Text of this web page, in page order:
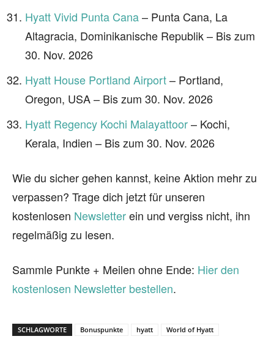
Hyatt Vivid Punta Cana– Punta Cana, La
Altagracia, Dominikanische Republik – Bis zum
30. Nov. 2026
Hyatt House Portland Airport– Portland,
Oregon, USA – Bis zum 30. Nov. 2026
Hyatt Regency Kochi Malayattoor– Kochi,
Kerala, Indien – Bis zum 30. Nov. 2026
Wie du sicher gehen kannst, keine Aktion mehr zu
verpassen? Trage dich jetzt für unseren
kostenlosen Newsletterein und vergiss nicht, ihn
regelmäßig zu lesen.
Sammle Punkte + Meilen ohne Ende: Hier den
kostenlosen Newsletter bestellen.
SCHLAGWORTE Bonuspunkte hyatt World of Hyatt